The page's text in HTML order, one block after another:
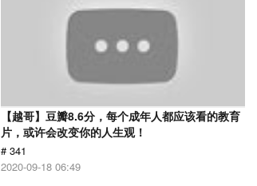
【越哥】豆瓣8.6分，每个成年人都应该看的教育
片，或许会改变你的人生观！
# 341
2020-09-18 06:49